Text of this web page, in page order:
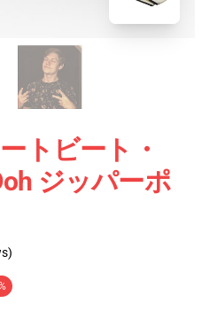
トビート・
ジッパーポ